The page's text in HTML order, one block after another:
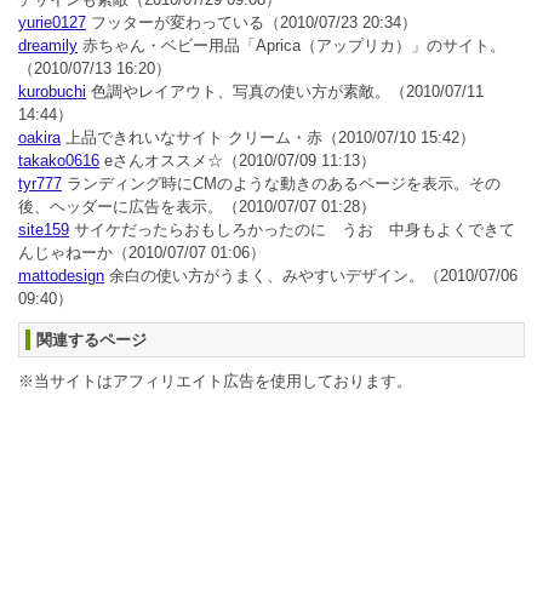
yurie0127 フッターが変わっている （2010/07/23 20:34）
dreamily 赤ちゃん・ベビー用品「Aprica（アップリカ）」のサイト。
（2010/07/13 16:20）
kurobuchi 色調やレイアウト、写真の使い方が素敵。
（2010/07/11
14:44）
oakira上品できれいなサイト クリーム・赤 （2010/07/10 15:42）
takako0616 eさんオススメ☆ （2010/07/09 11:13）
tyr777 ランディング時にCMのような動きのあるページを表示。その
後、ヘッダーに広告を表示。
（2010/07/07 01:28）
site159 サイケだったらおもしろかったのに うお 中身もよくできて
んじゃねーか （2010/07/07 01:06）
mattodesign 余白の使い方がうまく、みやすいデザイン。
（2010/07/06
09:40）
関連するページ
※当サイトはアフィリエイト広告を使用しております。